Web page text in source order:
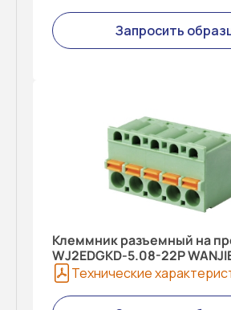
Запросить
Клеммник разъемный на
WJ2EDGKD-5.08-22P
Технические